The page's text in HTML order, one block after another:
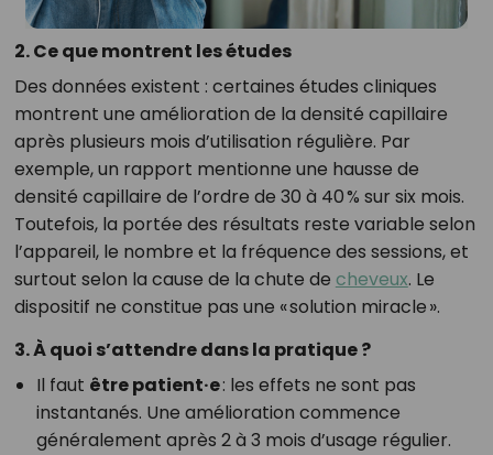
2. Ce que montrent les études
Des données existent : certaines études cliniques
montrent une amélioration de la densité capillaire
après plusieurs mois d’utilisation régulière. Par
exemple, un rapport mentionne une hausse de
densité capillaire de l’ordre de 30 à 40 % sur six mois.
Toutefois, la portée des résultats reste variable selon
l’appareil, le nombre et la fréquence des sessions, et
surtout selon la cause de la chute de cheveux. Le
dispositif ne constitue pas une « solution miracle ».
3. À quoi s’attendre dans la pratique ?
Il faut être patient·e: les effets ne sont pas
instantanés. Une amélioration commence
généralement après 2 à 3 mois d’usage régulier.